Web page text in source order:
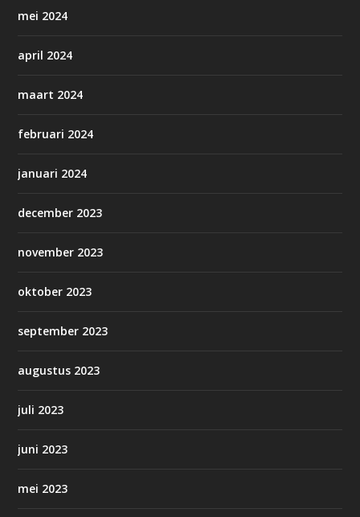
mei 2024
april 2024
maart 2024
februari 2024
januari 2024
december 2023
november 2023
oktober 2023
september 2023
augustus 2023
juli 2023
juni 2023
mei 2023